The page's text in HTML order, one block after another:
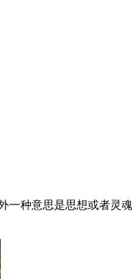
种意思是思想或者灵